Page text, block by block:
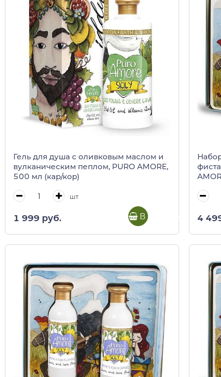
Гель для душа с оливковым маслом и
вулканическим пеплом, PURO AMORE,
500 мл (кар/кор)
шт
1 999 руб. В корзину 4